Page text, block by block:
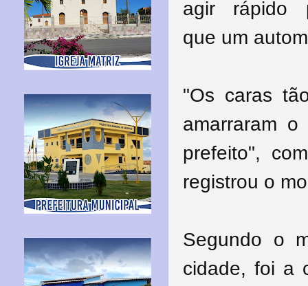
agir rápido
que um
"Os caras
amarraram
prefeito",
registrou o
Segundo o
cidade, foi a